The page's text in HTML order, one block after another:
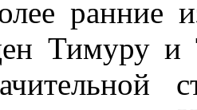
ранние
Тимуру и